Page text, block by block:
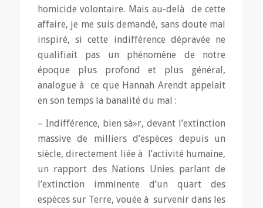
homicide volontaire. Mais au-delà de cette
affaire, je me suis demandé, sans doute mal
inspiré, si cette indifférence dépravée ne
qualifiait pas un phénomène de notre
époque plus profond et plus général,
analogue à ce que Hannah Arendt appelait
en son temps la banalité du mal :
– Indifférence, bien sà»r, devant l’extinction
massive de milliers d’espèces depuis un
siècle, directement liée à l’activité humaine,
un rapport des Nations Unies parlant de
l’extinction imminente d’un quart des
espèces sur Terre, vouée à survenir dans les